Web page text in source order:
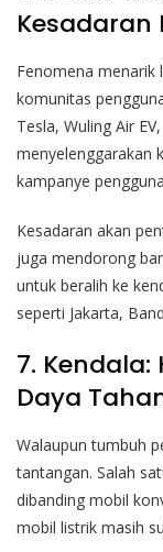
Kesadaran
Fenomena menarik
komunitas
Tesla, Wuling Air
menyelenggarakan
kampanye
Kesadaran akan
juga mendorong
untuk beralih ke
seperti Jakarta,
7.
Daya
Walaupun tumbuh
tantangan. Salah
dibanding mobil
mobil listrik masih